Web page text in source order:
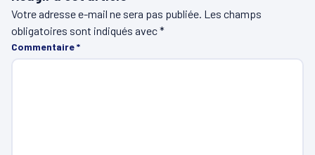
Votre adresse e-mail ne sera pas publiée. Les champs
obligatoires sont indiqués avec*
Commentaire*